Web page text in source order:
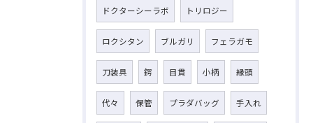
ドクターシーラボ トリロジー
ロクシタン ブルガリ フェラガモ
刀装具 鍔 目貫 小柄 縁頭
代々 保管 プラダバッグ 手入れ